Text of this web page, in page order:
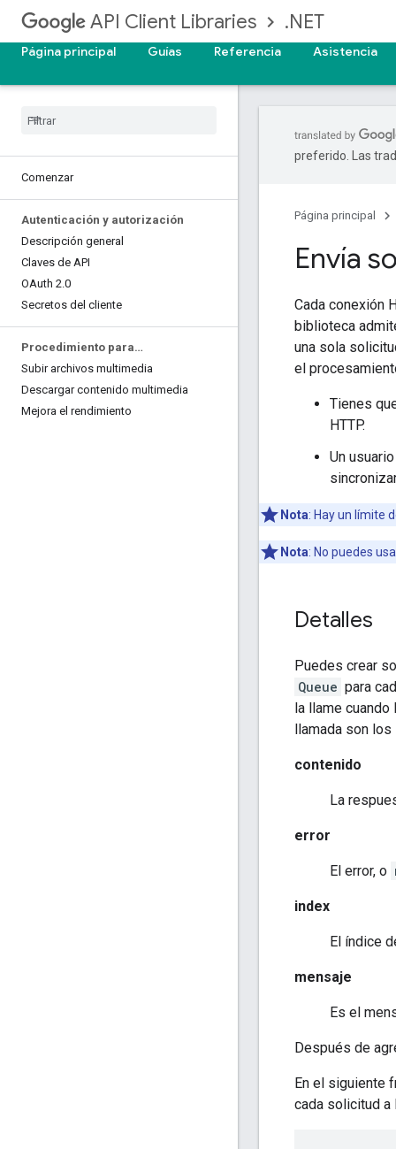
API Client Libraries .NET
Página principal Guías Referencia Asistencia
Comenzar
Autenticación y autorización
Descripción general
Claves de API
OAuth 2.0
Secretos del cliente
Procedimiento para…
Subir archivos multimedia
Descargar contenido multimedia
Mejora el rendimiento
preferido. Las
Página principal
Envía
Cada conexión
biblioteca
una sola
el
Tienes
HTTP.
Un
Nota: Hay un límite
Nota: No puedes
Detalles
Puedes crear
Queue para
la llame
llamada son
contenido
La
error
El error, o
index
El índice
mensaje
Es el
Después de
En el siguiente
cada solicitud a